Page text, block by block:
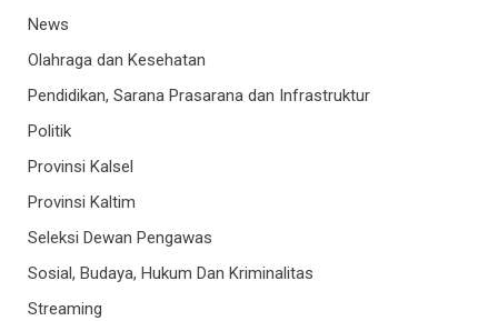
News
Olahraga dan Kesehatan
Pendidikan, Sarana Prasarana dan Infrastruktur
Politik
Provinsi Kalsel
Provinsi Kaltim
Seleksi Dewan Pengawas
Sosial, Budaya, Hukum Dan Kriminalitas
Streaming